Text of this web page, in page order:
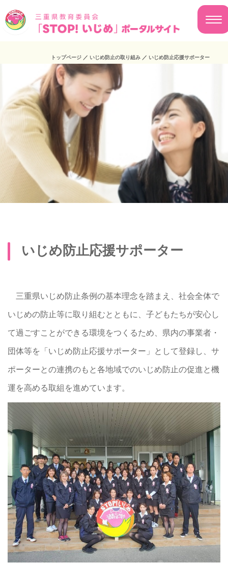
トップページ ／ いじめ防止の取り組み ／ いじめ防止応援サポーター
いじめ防止応援サポーター
三重県いじめ防止条例の基本理念を踏まえ、社会全体で
いじめの防止等に取り組むとともに、子どもたちが安心し
て過ごすことができる環境をつくるため、県内の事業者・
団体等を「いじめ防止応援サポーター」として登録し、サ
ポーターとの連携のもと各地域でのいじめ防止の促進と機
運を高める取組を進めています。